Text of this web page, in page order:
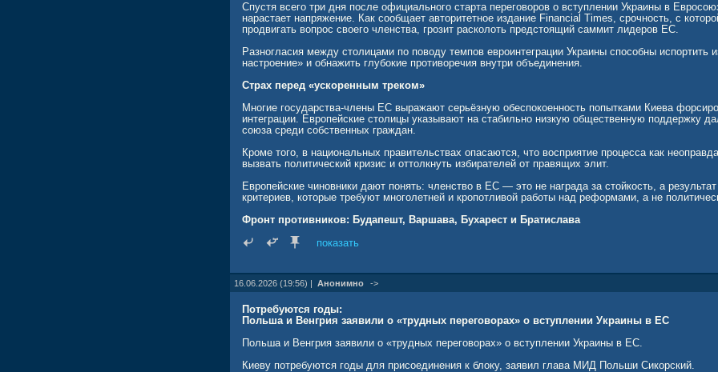
жертвах нацизма ради политических амбиций украинского руководства.
*Признана в России как экстремистская и террористическая.
rusvesna.su/news/1782913308
Спустя всего три дня после официального старта переговоров о вступлении Украины в
нарастает напряжение. Как сообщает авторитетное издание Financial Times, срочность, с
продвигать вопрос своего членства, грозит расколоть предстоящий саммит лидеров ЕС.
Разногласия между столицами по поводу темпов евроинтеграции Украины способны испортить
настроение» и обнажить глубокие противоречия внутри объединения.
Страх перед «ускоренным треком»
Многие государства-члены ЕС выражают серьёзную обеспокоенность попытками Киева
интеграции. Европейские столицы указывают на стабильно низкую общественную поддержку
союза среди собственных граждан.
Кроме того, в национальных правительствах опасаются, что восприятие процесса как
вызвать политический кризис и оттолкнуть избирателей от правящих элит.
Европейские чиновники дают понять: членство в ЕС — это не награда за стойкость, а
критериев, которые требуют многолетней и кропотливой работы над реформами, а не
Фронт противников: Будапешт, Варшава, Бухарест и Братислава
Наиболее жёсткое сопротивление ускоренному присоединению Киева демонстрируют Венгрия,
Венгрия во главе с премьер-министром Петером Мадьяром последовательно защищает интересы
Польша, где пост президента занимает Кароль Навроцкий, также занимает жёсткую позицию,
Украины с решением болезненных исторических вопросов и реальным восстановлением прав
Румыния и Словакия, в свою очередь, опасаются разрушительных последствий для
показать
16.06.2026 (19:56) | Анонимно ->
Потребуются годы:
Польша и Венгрия заявили о «трудных переговорах» о вступлении Украины в ЕС
Польша и Венгрия заявили о «трудных переговорах» о вступлении Украины в ЕС.
Киеву потребуются годы для присоединения к блоку, заявил глава МИД Польши Сикорский.